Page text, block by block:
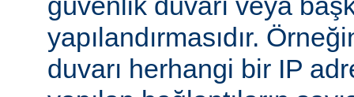
yapılandırmasıdır.
duvarı herhangi bir IP